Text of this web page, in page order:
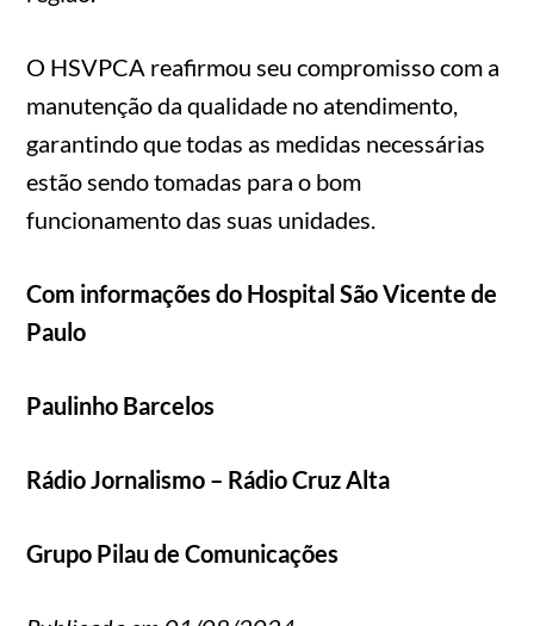
O HSVPCA reafirmou seu compromisso com a
manutenção da qualidade no atendimento,
garantindo que todas as medidas necessárias
estão sendo tomadas para o bom
funcionamento das suas unidades.
Com informações do Hospital São Vicente de
Paulo
Paulinho Barcelos
Rádio Jornalismo – Rádio Cruz Alta
Grupo Pilau de Comunicações